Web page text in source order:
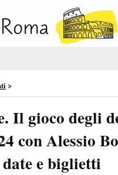
>
Il gioco degli
con Alessio
e biglietti